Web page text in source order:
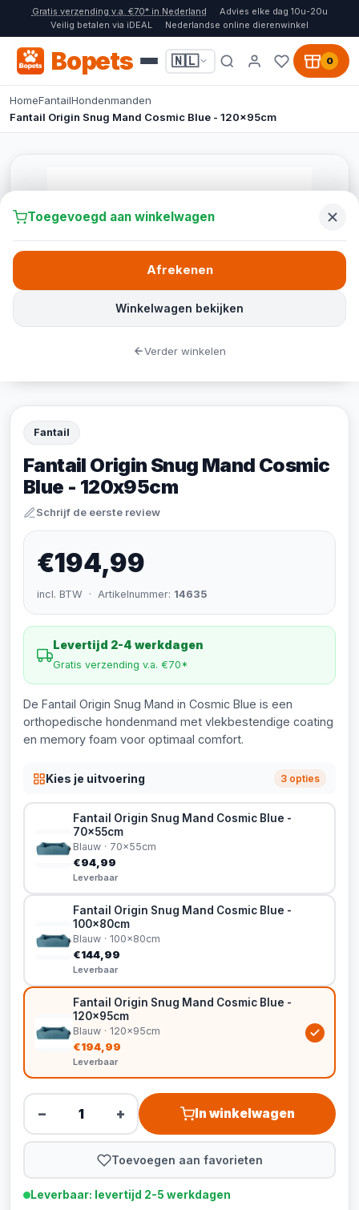
Gratis verzending v.a. €70* in Nederland
Advies elke dag 10u-20u
Veilig betalen via iDEAL
Nederlandse online dierenwinkel
Bopets 🇳🇱 0
HomeFantailHondenmanden
Fantail Origin Snug Mand Cosmic Blue - 120x95cm
Fantail
Fantail Origin Snug Mand Cosmic
Blue - 120x95cm
Schrijf de eerste review
€194,99
incl. BTW · Artikelnummer: 14635
Levertijd 2-4 werkdagen
Gratis verzending v.a. €70*
De Fantail Origin Snug Mand in Cosmic Blue is een
orthopedische hondenmand met vlekbestendige coating
en memory foam voor optimaal comfort.
Kies je uitvoering 3 opties
Fantail Origin Snug Mand Cosmic Blue -
70x55cm
Blauw · 70x55cm
€94,99
Leverbaar
Fantail Origin Snug Mand Cosmic Blue -
100x80cm
Blauw · 100x80cm
€144,99
Leverbaar
Fantail Origin Snug Mand Cosmic Blue -
120x95cm
Blauw · 120x95cm
€194,99
Leverbaar
− + In winkelwagen
Toevoegen aan favorieten
Leverbaar: levertijd 2-5 werkdagen
Toegevoegd aan winkelwagen
Winkelwagen bekijken
Afrekenen
Verder winkelen